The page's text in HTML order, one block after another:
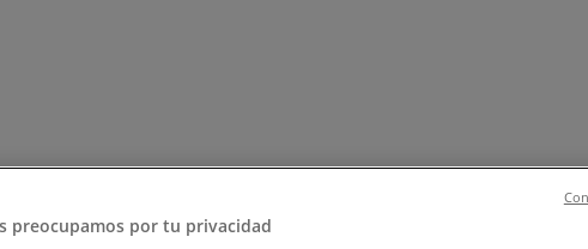
preocupamos por tu privacidad